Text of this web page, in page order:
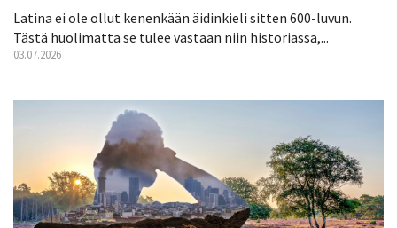
Latina ei ole ollut kenenkään äidinkieli sitten 600-luvun.
Tästä huolimatta se tulee vastaan niin historiassa,...
03.07.2026